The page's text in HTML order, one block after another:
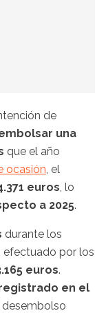
de
una
que el año
ocasión, el
euros, lo
a 2025.
durante los
efectuado por los
euros.
en el
desembolso